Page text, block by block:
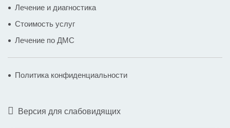
Лечение и диагностика
Стоимость услуг
Лечение по ДМС
Политика конфиденциальности
Версия для слабовидящих